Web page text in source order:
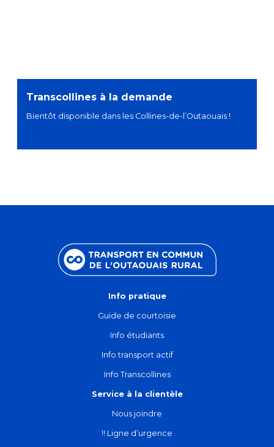
Transcollines à la demande
Bientôt disponible dans les Collines-de-l’Outaouais !
Info pratique
Guide de courtoisie
Info étudiants
Info transport actif
Info Transcollines
Service à la clientèle
Nous joindre
!! Ligne d’urgence